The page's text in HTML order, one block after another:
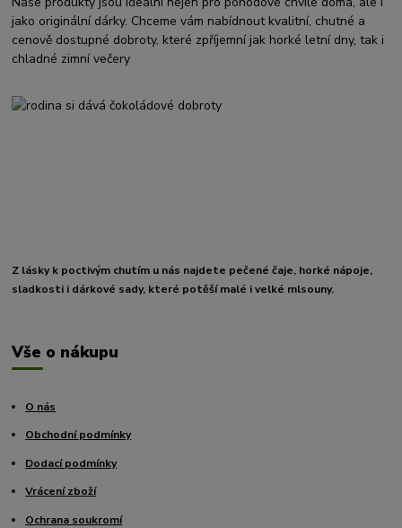
jako originální dárky. Chceme vám nabídnout kvalitní, chutné a
cenově dostupné dobroty, které zpříjemní jak horké letní dny, tak i
chladné zimní večery
Z lásky k poctivým chutím u nás najdete pečené čaje, horké nápoje,
sladkosti i dárkové sady, které potěší malé i velké mlsouny.
Vše o nákupu
O nás
Obchodní podmínky
Dodací podmínky
Vrácení zboží
Ochrana soukromí